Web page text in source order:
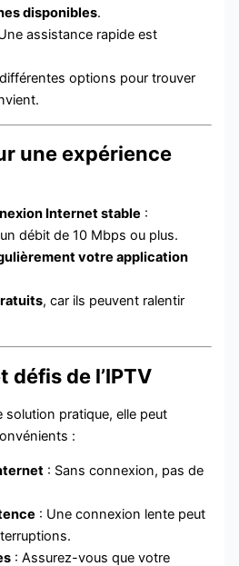
disponibles.
assistance rapide est
options pour trouver
une expérience
Internet stable :
débit de 10 Mbps ou plus.
votre application
, car ils peuvent ralentir
défis de l’IPTV
solution pratique, elle peut
:
: Sans connexion, pas de
: Une connexion lente peut
: Assurez-vous que votre